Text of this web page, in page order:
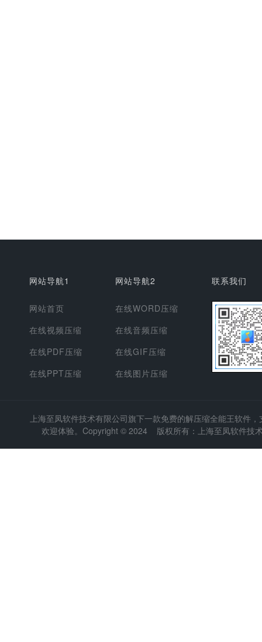
网站导航1
网站首页
在线视频压缩
在线PDF压缩
在线PPT压缩
网站导航2
在线WORD压缩
在线音频压缩
在线GIF压缩
在线图片压缩
联系我们
上海至凤软件技术有限公司旗下一款免费的解压缩全能王软件
欢迎体验。Copyright © 2024 版权所有：上海至凤软件技